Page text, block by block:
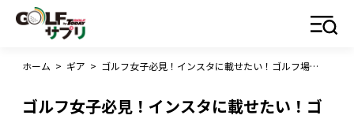
ホーム > ギア > ゴルフ女子必見！インスタに載せたい！ゴルフ場での映え写真の撮り方を伝授します。【モテたい男性もみるべし】
ゴルフ女子必見！インスタに載せたい！ゴ